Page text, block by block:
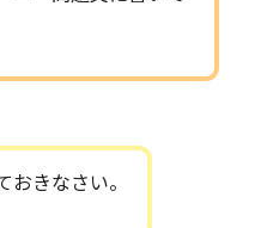
おきなさい。